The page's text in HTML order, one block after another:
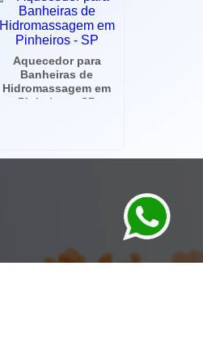
Aquecedor para
Banheiras de
Hidromassagem em
Pinheiros - SP